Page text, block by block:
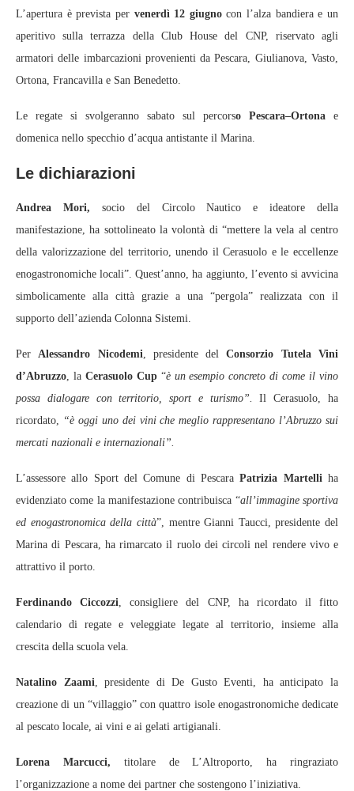
L’apertura è prevista pervenerdì 12 giugnocon l’alza bandiera e un
aperitivo sulla terrazza della Club House del CNP, riservato agli
armatori delle imbarcazioni provenienti da Pescara, Giulianova, Vasto,
Ortona, Francavilla e San Benedetto.
Le regate si svolgeranno sabato sul percorso Pescara–Ortona e
domenica nello specchio d’acqua antistante il Marina.
Le dichiarazioni
Andrea Mori, socio del Circolo Nautico e ideatore della
manifestazione, ha sottolineato la volontà di “mettere la vela al centro
della valorizzazione del territorio, unendo il Cerasuolo e le eccellenze
enogastronomiche locali”. Quest’anno, ha aggiunto, l’evento si avvicina
simbolicamente alla città grazie a una “pergola” realizzata con il
supporto dell’azienda Colonna Sistemi.
Per Alessandro Nicodemi , presidente delConsorzio Tutela Vini
d’Abruzzo , laCerasuolo Cup“è un esempio concreto di come il vino
possa dialogare con territorio, sport e turismo”.
Il Cerasuolo, ha
ricordato,
“è oggi uno dei vini che meglio rappresentano l’Abruzzo sui
mercati nazionali e internazionali”.
L’assessore allo Sport del Comune di PescaraPatrizia Martelli ha
evidenziato come la manifestazione contribuisca “all’immagine sportiva
ed enogastronomica della città”, mentre Gianni Taucci, presidente del
Marina di Pescara, ha rimarcato il ruolo dei circoli nel rendere vivo e
attrattivo il porto.
Ferdinando Ciccozzi , consigliere del CNP, ha ricordato il fitto
calendario di regate e veleggiate legate al territorio, insieme alla
crescita della scuola vela.
Natalino Zaami , presidente di De Gusto Eventi, ha anticipato la
creazione di un “villaggio” con quattro isole enogastronomiche dedicate
al pescato locale, ai vini e ai gelati artigianali.
Lorena Marcucci, titolare de L’Altroporto, ha ringraziato
l’organizzazione a nome dei partner che sostengono l’iniziativa.